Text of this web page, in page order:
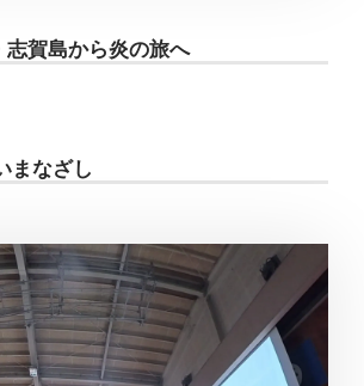
志賀島から炎の旅へ
まなざし